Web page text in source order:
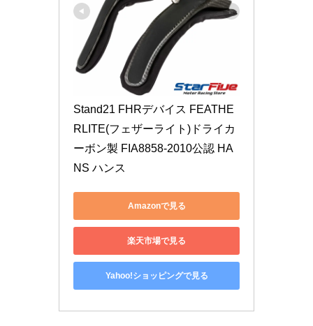
Stand21 FHRデバイス FEATHE
RLITE(フェザーライト)ドライカ
ーボン製 FIA8858-2010公認 HA
NS ハンス
Amazonで見る
楽天市場で見る
Yahoo!ショッピングで見る